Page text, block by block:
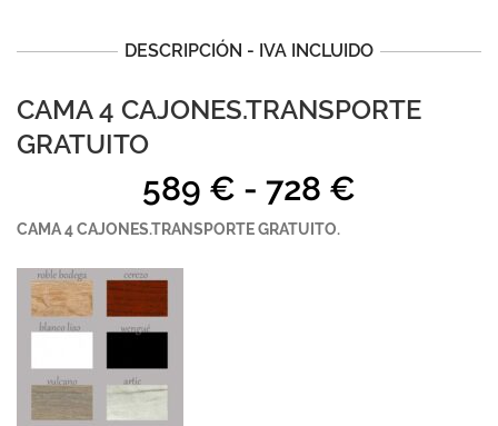
DESCRIPCIÓN - IVA INCLUIDO
CAMA 4 CAJONES.TRANSPORTE
GRATUITO
589 € - 728 €
CAMA 4 CAJONES.TRANSPORTE GRATUITO.